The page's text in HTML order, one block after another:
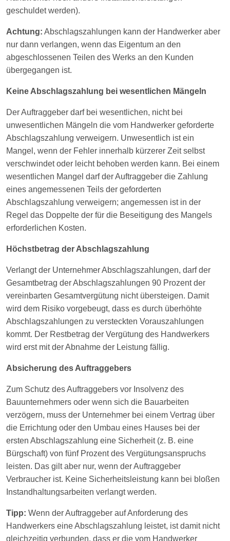
geschuldet werden).
Achtung: Abschlagszahlungen kann der Handwerker aber
nur dann verlangen, wenn das Eigentum an den
abgeschlossenen Teilen des Werks an den Kunden
übergegangen ist.
Keine Abschlagszahlung bei wesentlichen Mängeln
Der Auftraggeber darf bei wesentlichen, nicht bei
unwesentlichen Mängeln die vom Handwerker geforderte
Abschlagszahlung verweigern. Unwesentlich ist ein
Mangel, wenn der Fehler innerhalb kürzerer Zeit selbst
verschwindet oder leicht behoben werden kann. Bei einem
wesentlichen Mangel darf der Auftraggeber die Zahlung
eines angemessenen Teils der geforderten
Abschlagszahlung verweigern; angemessen ist in der
Regel das Doppelte der für die Beseitigung des Mangels
erforderlichen Kosten.
Höchstbetrag der Abschlagszahlung
Verlangt der Unternehmer Abschlagszahlungen, darf der
Gesamtbetrag der Abschlagszahlungen 90 Prozent der
vereinbarten Gesamtvergütung nicht übersteigen. Damit
wird dem Risiko vorgebeugt, dass es durch überhöhte
Abschlagszahlungen zu versteckten Vorauszahlungen
kommt. Der Restbetrag der Vergütung des Handwerkers
wird erst mit der Abnahme der Leistung fällig.
Absicherung des Auftraggebers
Zum Schutz des Auftraggebers vor Insolvenz des
Bauunternehmers oder wenn sich die Bauarbeiten
verzögern, muss der Unternehmer bei einem Vertrag über
die Errichtung oder den Umbau eines Hauses bei der
ersten Abschlagszahlung eine Sicherheit (z. B. eine
Bürgschaft) von fünf Prozent des Vergütungsanspruchs
leisten. Das gilt aber nur, wenn der Auftraggeber
Verbraucher ist. Keine Sicherheitsleistung kann bei bloßen
Instandhaltungsarbeiten verlangt werden.
Tipp: Wenn der Auftraggeber auf Anforderung des
Handwerkers eine Abschlagszahlung leistet, ist damit nicht
gleichzeitig verbunden, dass er die vom Handwerker